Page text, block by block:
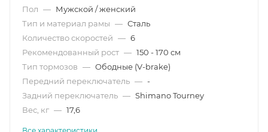
Пол — Мужской / женский
Тип и материал рамы — Сталь
Количество скоростей — 6
Рекомендованный рост — 150 - 170 см
Тип тормозов — Ободные (V-brake)
Передний переключатель — -
Задний переключатель — Shimano Tourney
Вес, кг — 17,6